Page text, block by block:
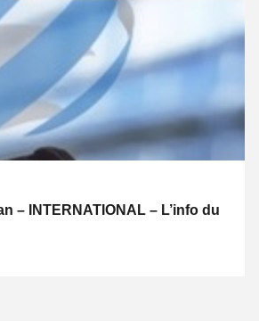
– INTERNATIONAL – L’info du